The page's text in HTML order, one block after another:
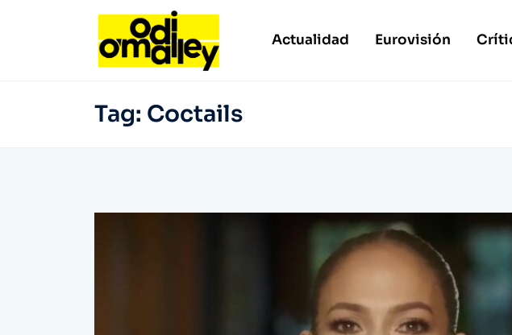
Actualidad Eurovisión
Tag: Coctails